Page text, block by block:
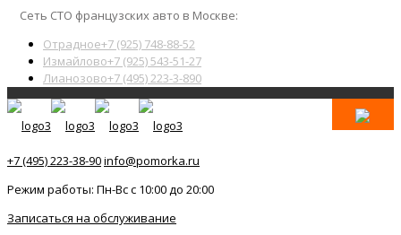
Сеть СТО французских авто в Москве:
Отрадное+7 (925) 748-88-52
Измайлово+7 (925) 543-51-27
Лианозово+7 (495) 223-3-890
+7 (495) 223-38-90info@pomorka.ru
Режим работы: Пн-Вс с 10:00 до 20:00
Записаться на обслуживание